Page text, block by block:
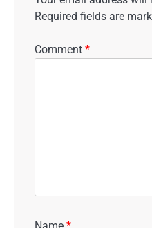
Required fields are
Comment *